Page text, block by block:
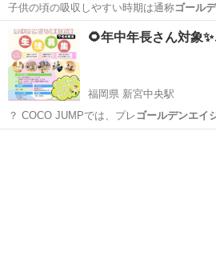
子供の頃の吸収しやすい時期は通称ゴール
感受性が多感な黄…
愛知 名古屋市 金山駅 スポーツ
🌻年中年長さん対象
福岡県 新宮中央駅
？ COCO JUMPでは、プレゴールデンエイ
ログラムを…